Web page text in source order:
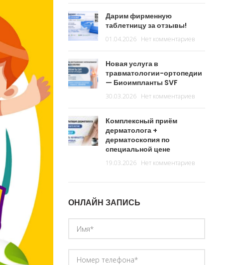
Дарим фирменную
таблетницу за отзывы!
01.04.2026 Нет комментариев
Новая услуга в
травматологии-ортопедии
— Биоимпланты SVF
30.03.2026 Нет комментариев
Комплексный приём
дерматолога +
дерматоскопия по
специальной цене
19.03.2026 Нет комментариев
ОНЛАЙН ЗАПИСЬ